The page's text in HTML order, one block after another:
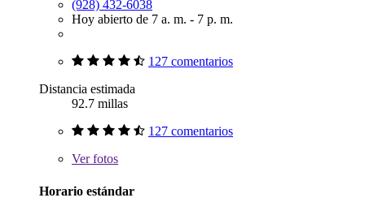
(928) 432-6038
Hoy abierto de 7 a. m. - 7 p. m.
127 comentarios
Distancia estimada
92.7 millas
127 comentarios
Verfotos
Horario estándar